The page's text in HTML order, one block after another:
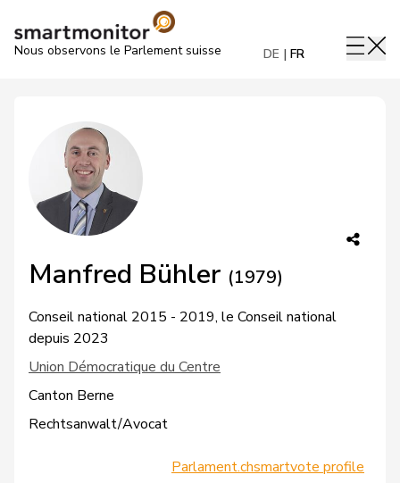
Nous observons le Parlement suisse DE FR
Manfred Bühler (1979)
Conseil national 2015 - 2019, le Conseil national
depuis 2023
Union Démocratique du Centre
Canton Berne
Rechtsanwalt/Avocat
Parlament.chsmartvote profile